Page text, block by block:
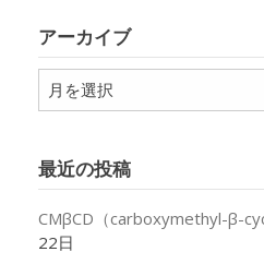
ー
アーカイブ
ア
ー
ブ
最近の投稿
CMβCD（carboxymethyl-β-
22日